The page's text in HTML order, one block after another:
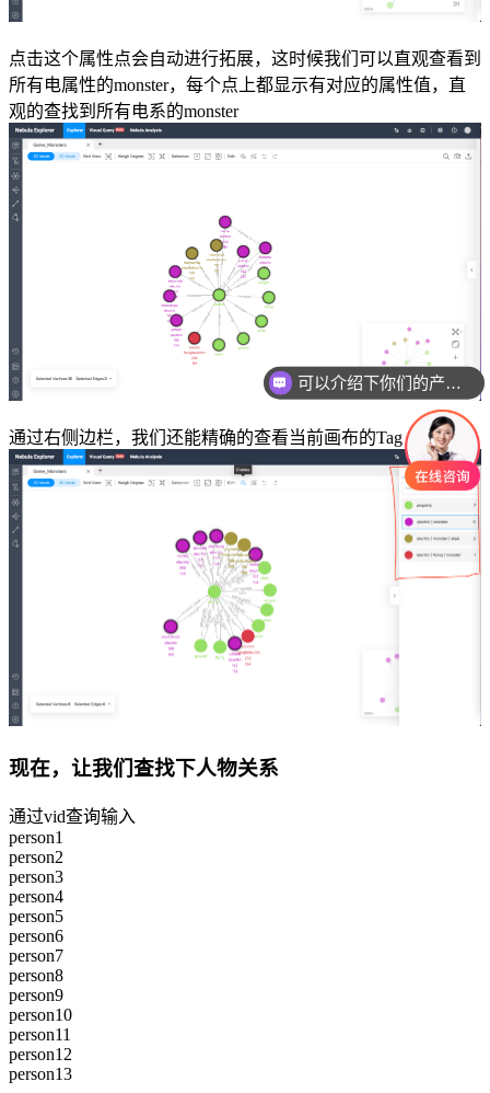
点击这个属性点会自动进行拓展，这时候我们可以直观查看到
所有电属性的monster，每个点上都显示有对应的属性值，直
观的查找到所有电系的monster
通过右侧边栏，我们还能精确的查看当前画布的Tag
现在，让我们查找下人物关系
通过vid查询输入
person1
person2
person3
person4
person5
person6
person7
person8
person9
person10
person11
person12
person13
可以介绍下你们的产品么
你们是怎么收费的呢